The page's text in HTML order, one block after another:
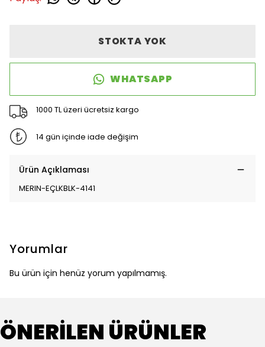
STOKTA YOK
WHATSAPP
1000 TL üzeri ücretsiz kargo
14 gün içinde iade değişim
Ürün Açıklaması
MERIN-EÇLKBLK-4141
Yorumlar
Bu ürün için henüz yorum yapılmamış.
ÖNERİLEN ÜRÜNLER